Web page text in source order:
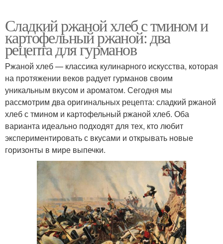
Сладкий ржаной хлеб с тмином и
картофельный ржаной: два
рецепта для гурманов
Ржаной хлеб — классика кулинарного искусства, которая
на протяжении веков радует гурманов своим
уникальным вкусом и ароматом. Сегодня мы
рассмотрим два оригинальных рецепта: сладкий ржаной
хлеб с тмином и картофельный ржаной хлеб. Оба
варианта идеально подходят для тех, кто любит
экспериментировать с вкусами и открывать новые
горизонты в мире выпечки.